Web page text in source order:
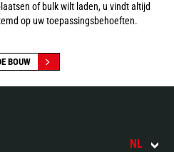
of bulk wilt laden, u vindt altijd
op uw toepassingsbehoeften.
BOUW
NL